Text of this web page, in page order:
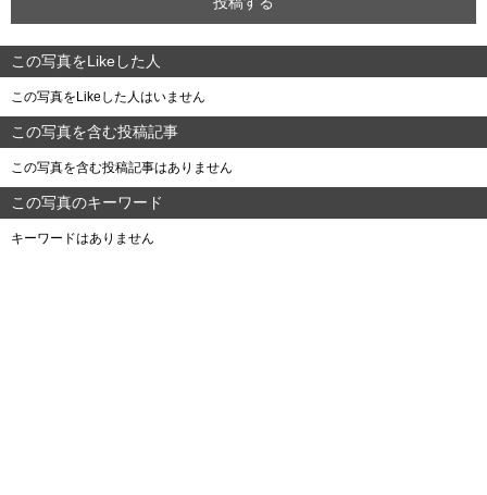
この写真をLikeした人
この写真をLikeした人はいません
この写真を含む投稿記事
この写真を含む投稿記事はありません
この写真のキーワード
キーワードはありません